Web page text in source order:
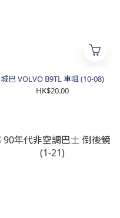
城巴 VOLVO B9TL 車咀 (10-08)
HK$20.00